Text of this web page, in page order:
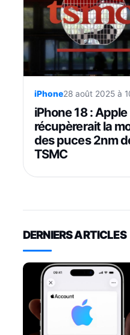
iPhone28 août 2025 à
iPhone 18 : Apple
récupèrerait la
des puces 2nm
TSMC
DERNIERS ARTICLES